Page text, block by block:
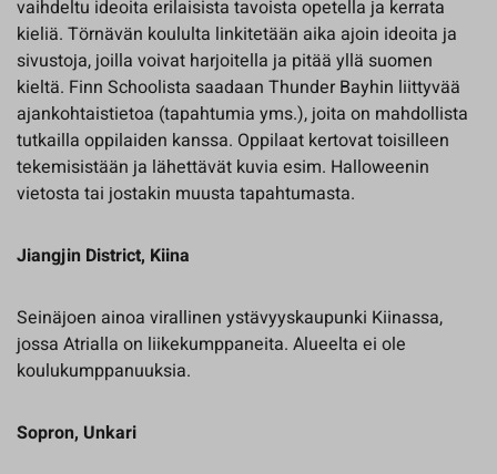
vaihdeltu ideoita erilaisista tavoista opetella ja kerrata
kieliä. Törnävän koululta linkitetään aika ajoin ideoita ja
sivustoja, joilla voivat harjoitella ja pitää yllä suomen
kieltä. Finn Schoolista saadaan Thunder Bayhin liittyvää
ajankohtaistietoa (tapahtumia yms.), joita on mahdollista
tutkailla oppilaiden kanssa. Oppilaat kertovat toisilleen
tekemisistään ja lähettävät kuvia esim. Halloweenin
vietosta tai jostakin muusta tapahtumasta.
Jiangjin District, Kiina
Seinäjoen ainoa virallinen ystävyyskaupunki Kiinassa,
jossa Atrialla on liikekumppaneita. Alueelta ei ole
koulukumppanuuksia.
Sopron, Unkari